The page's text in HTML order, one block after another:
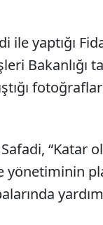
yaptığı
Bakanlığı
fotoğraflar
“Katar
yönetiminin